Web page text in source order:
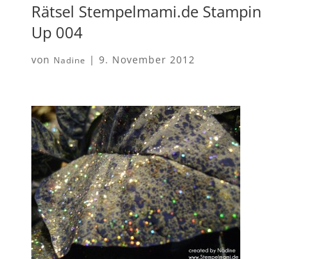
Rätsel Stempelmami.de Stampin
Up 004
von Nadine | 9. November 2012